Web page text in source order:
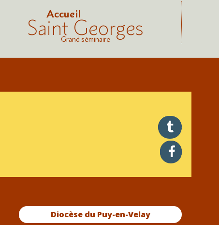
Accueil
Saint Georges
Grand séminaire
twitter
facebook
Diocèse du Puy-en-Velay